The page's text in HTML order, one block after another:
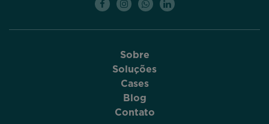
Sobre
Soluções
Cases
Blog
Contato